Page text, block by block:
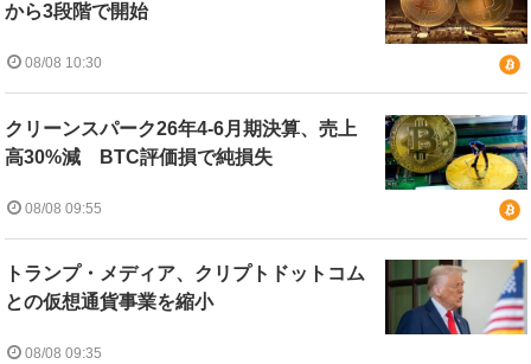
から3段階で開始
08/08 10:30
クリーンスパーク26年4-6月期決算、売上
高30%減 BTC評価損で純損失
08/08 09:55
トランプ・メディア、クリプトドットコム
との仮想通貨事業を縮小
08/08 09:35